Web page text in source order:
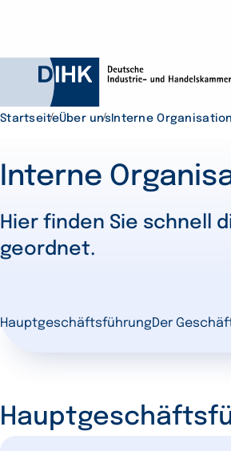
StartseiteÜber uns Interne Organisation
Interne
Hier finden Sie schnell
geordnet.
HauptgeschäftsführungDer